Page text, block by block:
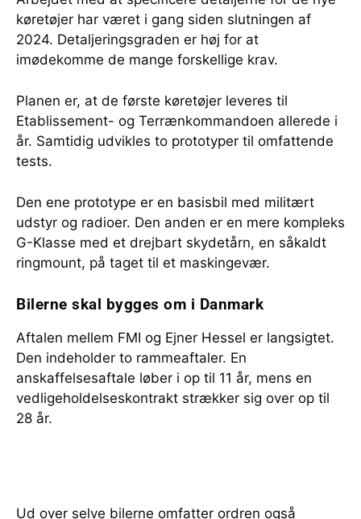
køretøjer har været i gang siden slutningen af
2024. Detaljeringsgraden er høj for at
imødekomme de mange forskellige krav.
Planen er, at de første køretøjer leveres til
Etablissement- og Terrænkommandoen allerede i
år. Samtidig udvikles to prototyper til omfattende
tests.
Den ene prototype er en basisbil med militært
udstyr og radioer. Den anden er en mere kompleks
G-Klasse med et drejbart skydetårn, en såkaldt
ringmount, på taget til et maskingevær.
Bilerne skal bygges om i Danmark
Aftalen mellem FMI og Ejner Hessel er langsigtet.
Den indeholder to rammeaftaler. En
anskaffelsesaftale løber i op til 11 år, mens en
vedligeholdelseskontrakt strækker sig over op til
28 år.
Ud over selve bilerne omfatter ordren også